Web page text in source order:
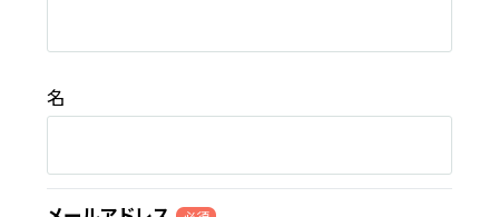
名